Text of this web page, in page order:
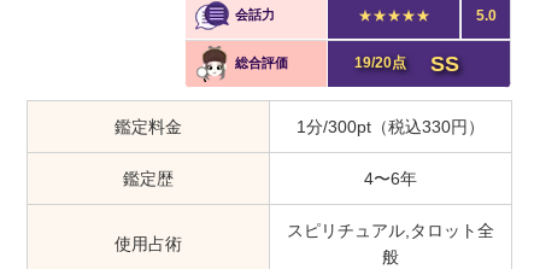
会話力 ★★★★★ 5.0
総合評価 19/20点 SS
鑑定料金 1分/300pt（税込330円）
鑑定歴 4〜6年
使用占術
スピリチュアル,タロット全
般